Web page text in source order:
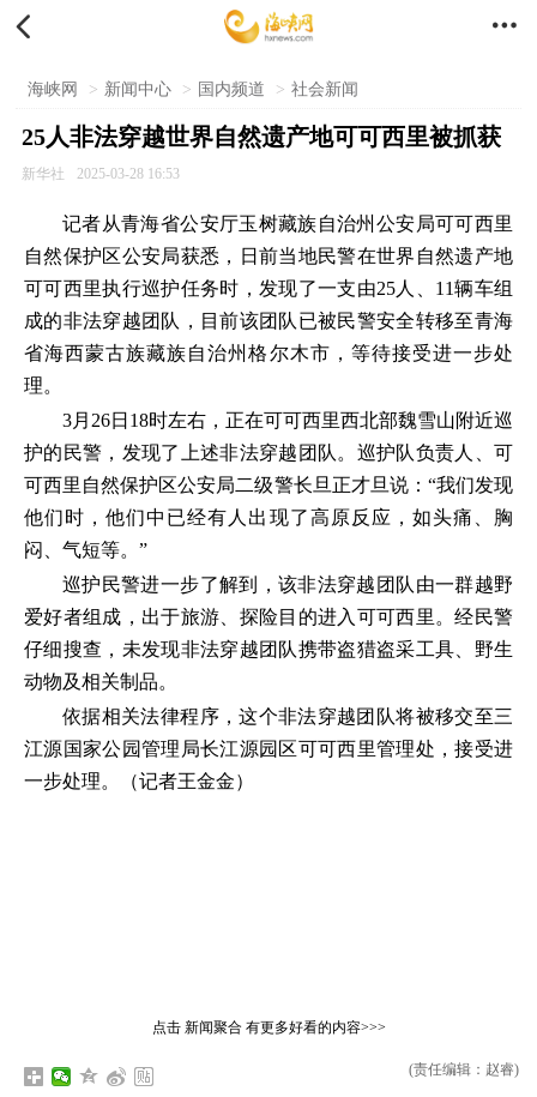
 
海峡网 > 新闻中心 > 国内频道 > 社会新闻
25人非法穿越世界自然遗产地可可西里被抓获
新华社 2025-03-28 16:53
记者从青海省公安厅玉树藏族自治州公安局可可西里
自然保护区公安局获悉，日前当地民警在世界自然遗产地
可可西里执行巡护任务时，发现了一支由25人、11辆车组
成的非法穿越团队，目前该团队已被民警安全转移至青海
省海西蒙古族藏族自治州格尔木市，等待接受进一步处
理。
3月26日18时左右，正在可可西里西北部魏雪山附近巡
护的民警，发现了上述非法穿越团队。巡护队负责人、可
可西里自然保护区公安局二级警长旦正才旦说：“我们发现
他们时，他们中已经有人出现了高原反应，如头痛、胸
闷、气短等。”
巡护民警进一步了解到，该非法穿越团队由一群越野
爱好者组成，出于旅游、探险目的进入可可西里。经民警
仔细搜查，未发现非法穿越团队携带盗猎盗采工具、野生
动物及相关制品。
依据相关法律程序，这个非法穿越团队将被移交至三
江源国家公园管理局长江源园区可可西里管理处，接受进
一步处理。（记者王金金）
点击 新闻聚合有更多好看的内容>>>
(责任编辑：赵睿)